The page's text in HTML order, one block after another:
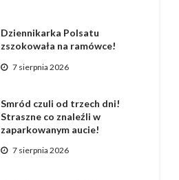
Dziennikarka Polsatu
zszokowała na ramówce!
7 sierpnia 2026
Smród czuli od trzech dni!
Straszne co znaleźli w
zaparkowanym aucie!
7 sierpnia 2026